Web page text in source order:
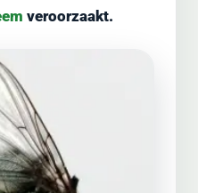
veroorzaakt.